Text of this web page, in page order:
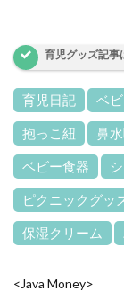
育児グッズ記事
育児日記 ベ
抱っこ紐 鼻
ベビー食器
ピクニックグッ
保湿クリーム
<Java Money>